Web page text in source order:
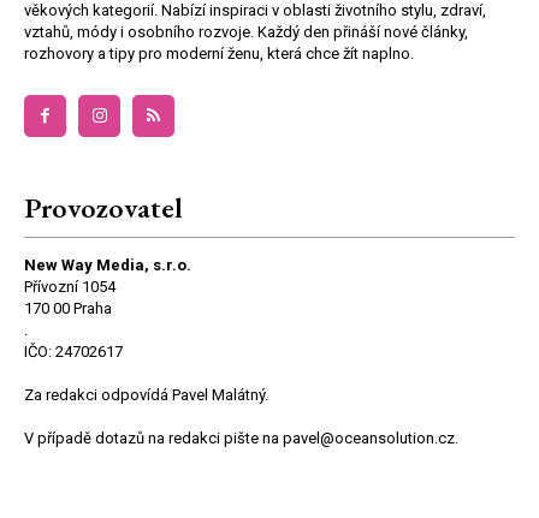
věkových kategorií. Nabízí inspiraci v oblasti životního stylu, zdraví,
vztahů, módy i osobního rozvoje. Každý den přináší nové články,
rozhovory a tipy pro moderní ženu, která chce žít naplno.
Provozovatel
New Way Media, s.r.o.
Přívozní 1054
170 00 Praha
.
IČO: 24702617
Za redakci odpovídá Pavel Malátný.
V případě dotazů na redakci pište na pavel@oceansolution.cz.